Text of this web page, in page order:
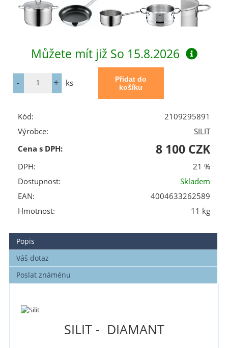
Můžete mít již So 15.8.2026
ks
Kód:
2109295891
Výrobce:
SILIT
Cena s DPH:
8 100 CZK
DPH:
21 %
Dostupnost:
Skladem
EAN:
4004633262589
Hmotnost:
11 kg
Popis
Váš dotaz
Poslat známénu
SILIT - DIAMANT